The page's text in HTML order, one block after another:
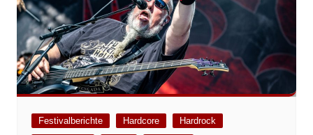
Festivalberichte Hardcore
Hardrock